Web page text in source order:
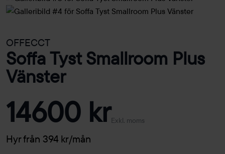
OFFECCT
Soffa Tyst Smallroom Plus
Vänster
14600 krExkl. moms
Hyr från 394 kr/mån